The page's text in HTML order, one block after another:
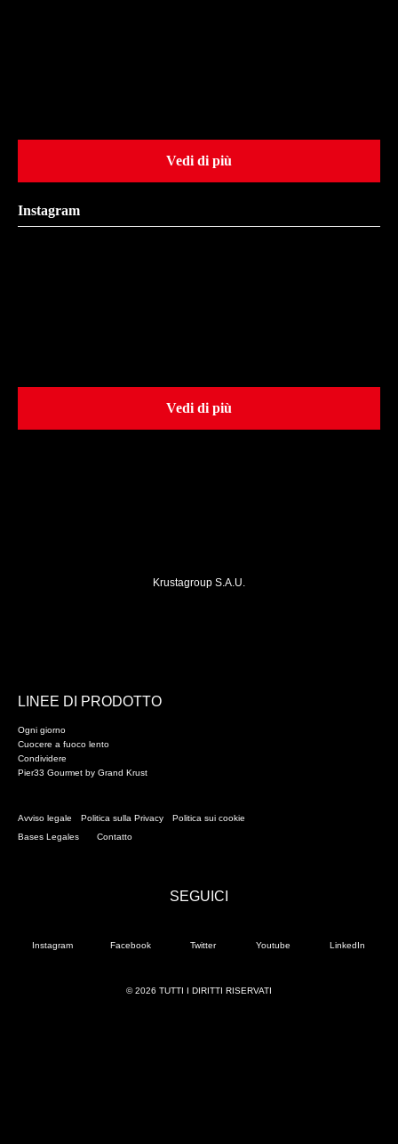
Vedi di più
Instagram
Vedi di più
Krustagroup S.A.U.
LINEE DI PRODOTTO
Ogni giorno
Cuocere a fuoco lento
Condividere
Pier33 Gourmet by Grand Krust
Avviso legale Politica sulla Privacy
Politica sui cookie
Bases Legales
Contatto
SEGUICI
Instagram Facebook Twitter Youtube LinkedIn
© 2026 TUTTI I DIRITTI RISERVATI